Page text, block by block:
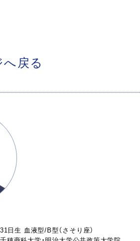
戻る
日生 血液型/B型（さそり座）